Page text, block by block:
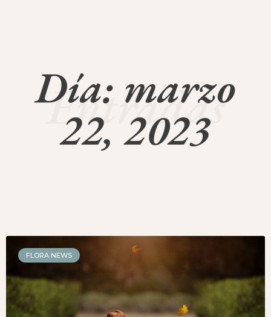
Día: marzo
22, 2023
Entradas
FLORA NEWS